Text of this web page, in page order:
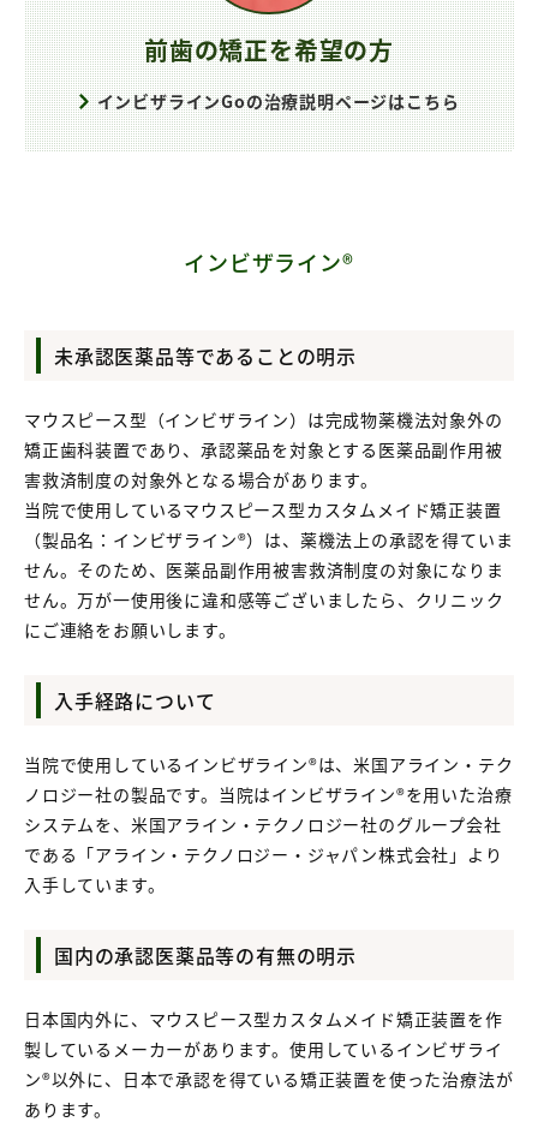
前歯の矯正を希望の方
インビザラインGoの治療説明ページはこちら
インビザライン®
未承認医薬品等であることの明示
マウスピース型（インビザライン）は完成物薬機法対象外の
矯正歯科装置であり、承認薬品を対象とする医薬品副作用被
害救済制度の対象外となる場合があります。
当院で使用しているマウスピース型カスタムメイド矯正装置
（製品名：インビザライン®）は、薬機法上の承認を得ていま
せん。そのため、医薬品副作用被害救済制度の対象になりま
せん。万が一使用後に違和感等ございましたら、クリニック
にご連絡をお願いします。
入手経路について
当院で使用しているインビザライン®は、米国アライン・テク
ノロジー社の製品です。当院はインビザライン®を用いた治療
システムを、米国アライン・テクノロジー社のグループ会社
である「アライン・テクノロジー・ジャパン株式会社」より
入手しています。
国内の承認医薬品等の有無の明示
日本国内外に、マウスピース型カスタムメイド矯正装置を作
製しているメーカーがあります。使用しているインビザライ
ン®以外に、日本で承認を得ている矯正装置を使った治療法が
あります。